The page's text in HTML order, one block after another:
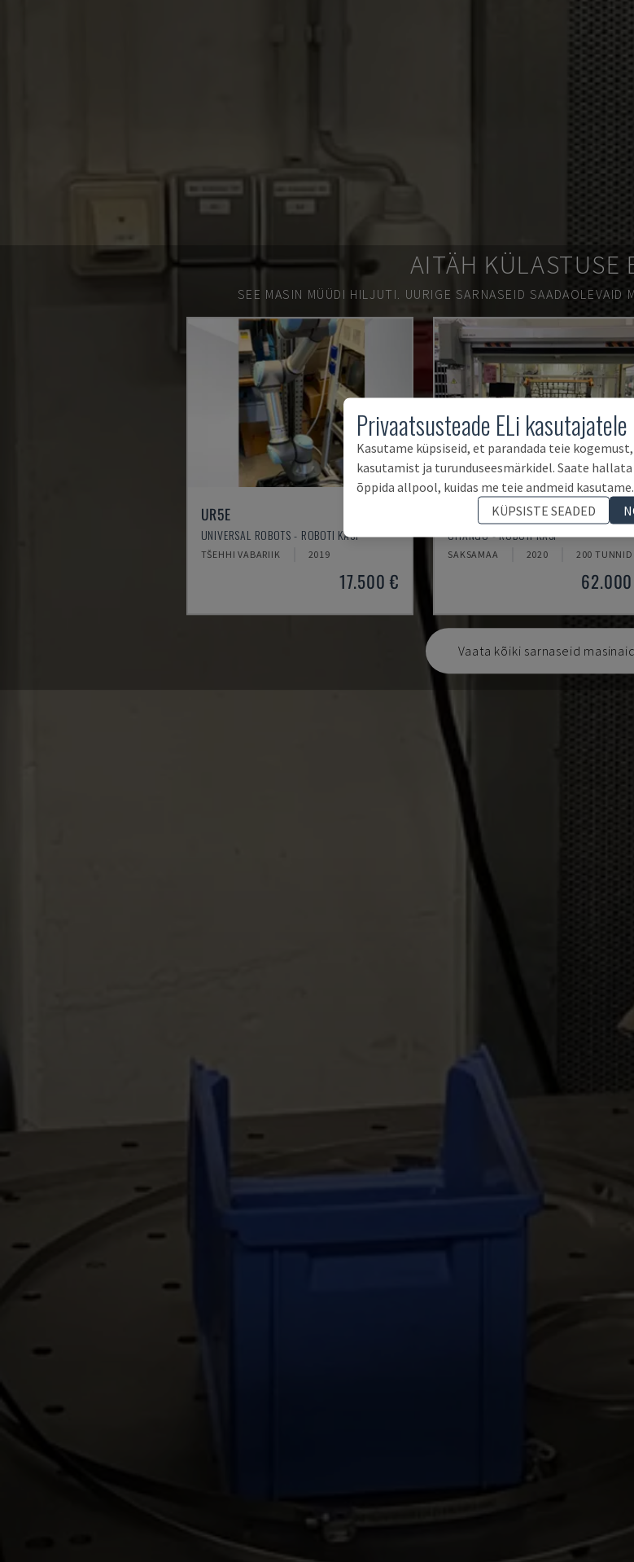
AITÄH KÜLASTUSE
SEE MASIN MÜÜDI HILJUTI. UURIGE SARNASEID SAADAOLEVAID
UR5E
UNIVERSAL ROBOTS - ROBOTI KÄSI
TŠEHHI VABARIIK 2019
17.500 €
AUDI TSV D5 TÜR
CHANGO - ROBOTI KÄSI
SAKSAMAA 2020 200 TUNNID
Vaata kõiki sarnaseid masinaid
Privaatsusteade ELi kasutajatele
Kasutame küpsiseid, et parandada teie
kasutamist ja turunduseesmärkidel. Saate
õppida allpool, kuidas me teie andmeid kasutame.
KÜPSISTE SEADED